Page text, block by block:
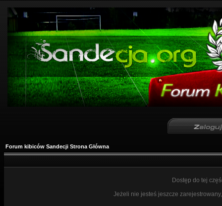
Forum kibiców Sandecji Strona Główna
Dostęp do tej
Jeżeli nie jesteś jeszcze